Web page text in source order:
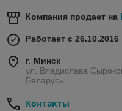
Компания продает на
Работает с 26.10.2016
г. Минск
ул. Владислава
Беларусь
Контакты